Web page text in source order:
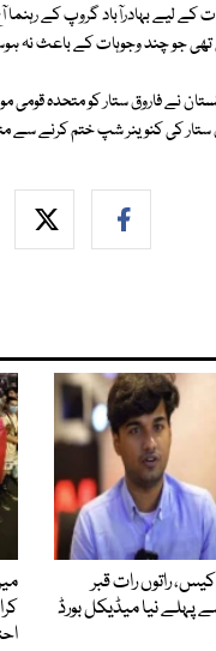
کے لیے بہادرآباد گروپ کے
تھی جو چند وجوہات کے باعث
نے فاروق ستار کو متحدہ قومی
ستار کی کنوینر شپ ختم کرنے
راتوں رات قبر
پہلے نیا میڈیکل بورڈ